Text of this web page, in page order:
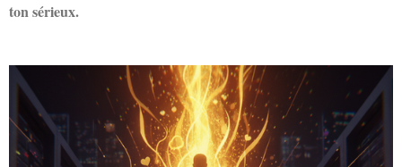
ton sérieux.